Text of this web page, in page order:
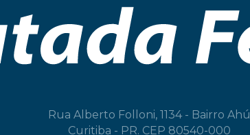
Rua Alberto Folloni, 1134 - Bairro Ahú
Curitiba - PR. CEP 80540-000